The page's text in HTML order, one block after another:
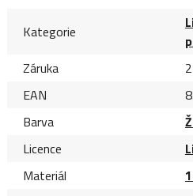
Kategorie
Záruka
EAN
Barva
Licence
Materiál